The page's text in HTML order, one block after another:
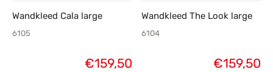
Wandkleed Cala large
6105
€159,50
Wandkleed The Look large
6104
€159,50